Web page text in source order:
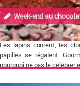
Week-end au
Les lapins courent, les
papilles se régalent.
pourquoi ne pas le célébrer